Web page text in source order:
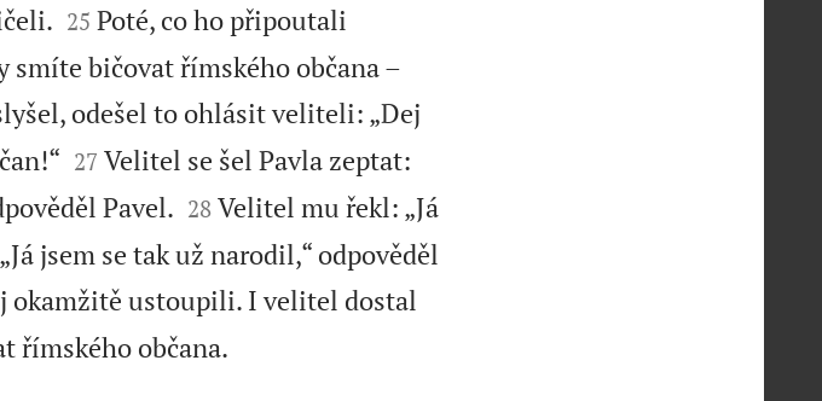

25 Poté, co ho připoutali
smíte bičovat římského občana –
odešel to ohlásit veliteli: „Dej

27 Velitel se šel Pavla zeptat:
Pavel.
28 Velitel mu řekl: „Já
jsem se tak už narodil,“ odpověděl
okamžitě ustoupili. I velitel dostal
římského občana.